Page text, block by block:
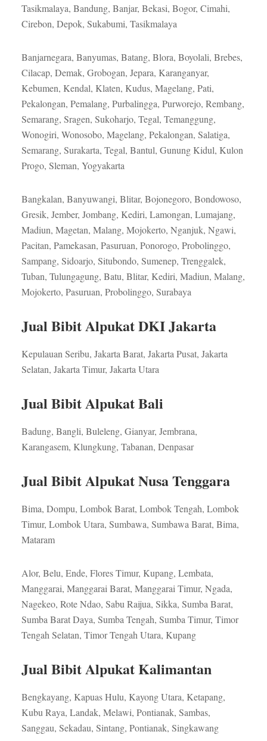
Tasikmalaya, Bandung, Banjar, Bekasi, Bogor, Cimahi,
Cirebon, Depok, Sukabumi, Tasikmalaya
Banjarnegara, Banyumas, Batang, Blora, Boyolali, Brebes,
Cilacap, Demak, Grobogan, Jepara, Karanganyar,
Kebumen, Kendal, Klaten, Kudus, Magelang, Pati,
Pekalongan, Pemalang, Purbalingga, Purworejo, Rembang,
Semarang, Sragen, Sukoharjo, Tegal, Temanggung,
Wonogiri, Wonosobo, Magelang, Pekalongan, Salatiga,
Semarang, Surakarta, Tegal, Bantul, Gunung Kidul, Kulon
Progo, Sleman, Yogyakarta
Bangkalan, Banyuwangi, Blitar, Bojonegoro, Bondowoso,
Gresik, Jember, Jombang, Kediri, Lamongan, Lumajang,
Madiun, Magetan, Malang, Mojokerto, Nganjuk, Ngawi,
Pacitan, Pamekasan, Pasuruan, Ponorogo, Probolinggo,
Sampang, Sidoarjo, Situbondo, Sumenep, Trenggalek,
Tuban, Tulungagung, Batu, Blitar, Kediri, Madiun, Malang,
Mojokerto, Pasuruan, Probolinggo, Surabaya
Jual Bibit Alpukat DKI Jakarta
Kepulauan Seribu, Jakarta Barat, Jakarta Pusat, Jakarta
Selatan, Jakarta Timur, Jakarta Utara
Jual Bibit Alpukat Bali
Badung, Bangli, Buleleng, Gianyar, Jembrana,
Karangasem, Klungkung, Tabanan, Denpasar
Jual Bibit Alpukat Nusa Tenggara
Bima, Dompu, Lombok Barat, Lombok Tengah, Lombok
Timur, Lombok Utara, Sumbawa, Sumbawa Barat, Bima,
Mataram
Alor, Belu, Ende, Flores Timur, Kupang, Lembata,
Manggarai, Manggarai Barat, Manggarai Timur, Ngada,
Nagekeo, Rote Ndao, Sabu Raijua, Sikka, Sumba Barat,
Sumba Barat Daya, Sumba Tengah, Sumba Timur, Timor
Tengah Selatan, Timor Tengah Utara, Kupang
Jual Bibit Alpukat Kalimantan
Bengkayang, Kapuas Hulu, Kayong Utara, Ketapang,
Kubu Raya, Landak, Melawi, Pontianak, Sambas,
Sanggau, Sekadau, Sintang, Pontianak, Singkawang